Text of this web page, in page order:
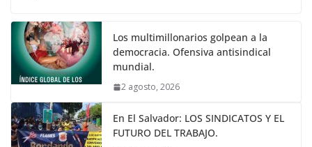
Los multimillonarios golpean a la
democracia. Ofensiva antisindical
mundial.
2 agosto, 2026
En El Salvador: LOS SINDICATOS Y EL
FUTURO DEL TRABAJO.